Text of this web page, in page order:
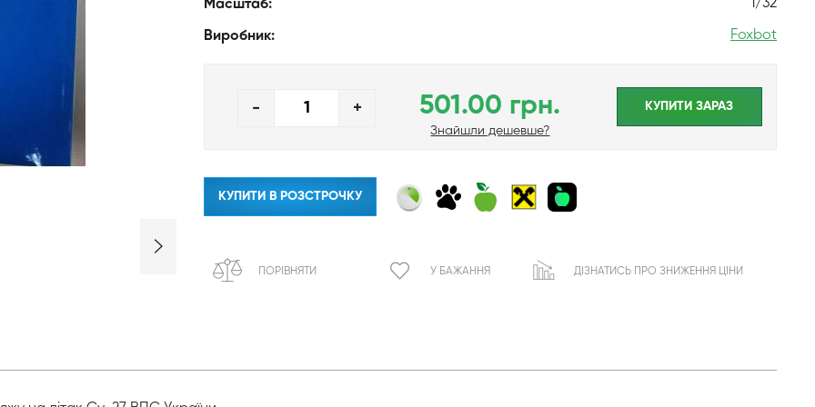
Масштаб: 1/32
Виробник: Foxbot
- + 501.00 грн.
Знайшли дешевше?
КУПИТИ ЗАРАЗ
КУПИТИ В РОЗСТРОЧКУ
ПОРІВНЯТИ У БАЖАННЯ ДІЗНАТИСЬ ПРО ЗНИЖЕННЯ ЦІНИ